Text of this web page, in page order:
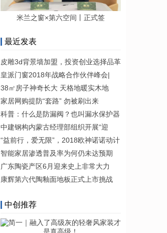
米兰之窗×第六空间丨正式签
最近发表
皮雕3d背景墙加盟，投资创业选择品革
皇派门窗2018年战略合作伙伴峰会|
38㎡房子神奇长大 天格地暖实木地
家居网购提防“套路” 勿被刷出来
科普：什么是防漏阀？也叫漏水保护器
中建钢构内蒙古经理部组织开展“迎
“益前行，爱无限”，2018欧神诺诺动计
智能家居渗透普及率为何仍未达预期
广东陶瓷产区6月迎来史上非常大力
康辉第六代陶釉面地板正式上市挑战
中创推荐